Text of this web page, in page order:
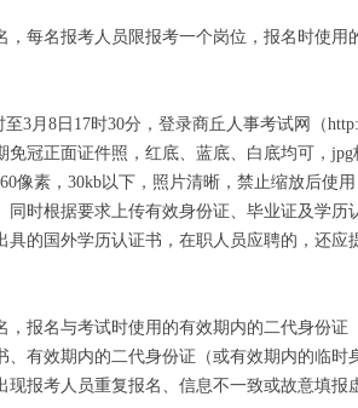
，每名报考人员限报考一个岗位，报名时使
3月8日17时30分，登录商丘人事考试网（
免冠正面证件照，红底、蓝底、白底均可，
像素，30kb以下，照片清晰，禁止缩放后使
同时根据要求上传有效身份证、毕业证及学历
的国外学历认证书，在职人员应聘的，还应
，报名与考试时使用的有效期内的二代身份证
有效期内的二代身份证（或有效期内的临时
现报考人员重复报名、信息不一致或故意填报